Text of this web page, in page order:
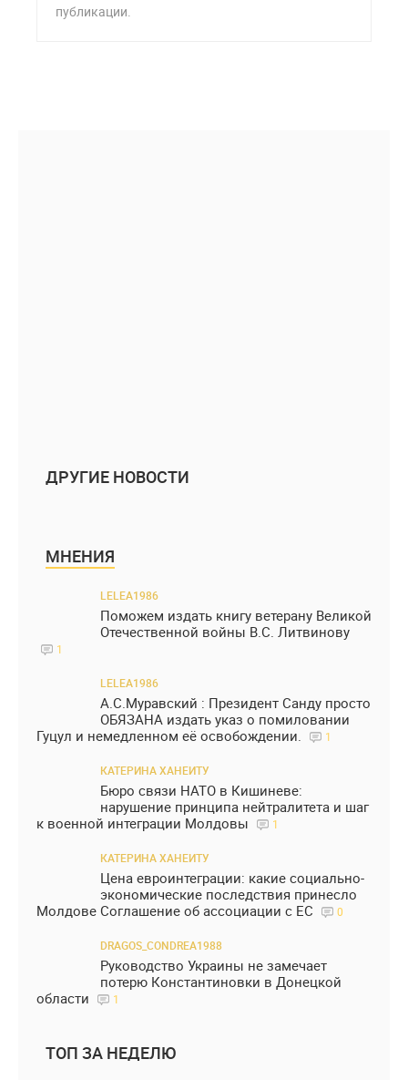
публикации.
ДРУГИЕ НОВОСТИ
МНЕНИЯ
LELEA1986
Поможем издать книгу ветерану Великой
Отечественной войны В.С. Литвинову
1
LELEA1986
А.С.Муравский : Президент Санду просто
ОБЯЗАНА издать указ о помиловании
Гуцул и немедленном её освобождении.
1
КАТЕРИНА ХАНЕИТУ
Бюро связи НАТО в Кишиневе:
нарушение принципа нейтралитета и шаг
к военной интеграции Молдовы
1
КАТЕРИНА ХАНЕИТУ
Цена евроинтеграции: какие социально-
экономические последствия принесло
Молдове Соглашение об ассоциации с ЕС
0
DRAGOS_CONDREA1988
Руководство Украины не замечает
потерю Константиновки в Донецкой
области
1
ТОП ЗА НЕДЕЛЮ